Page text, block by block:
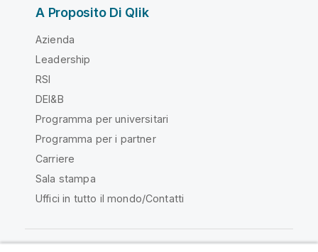
A Proposito Di Qlik
Azienda
Leadership
RSI
DEI&B
Programma per universitari
Programma per i partner
Carriere
Sala stampa
Uffici in tutto il mondo/Contatti